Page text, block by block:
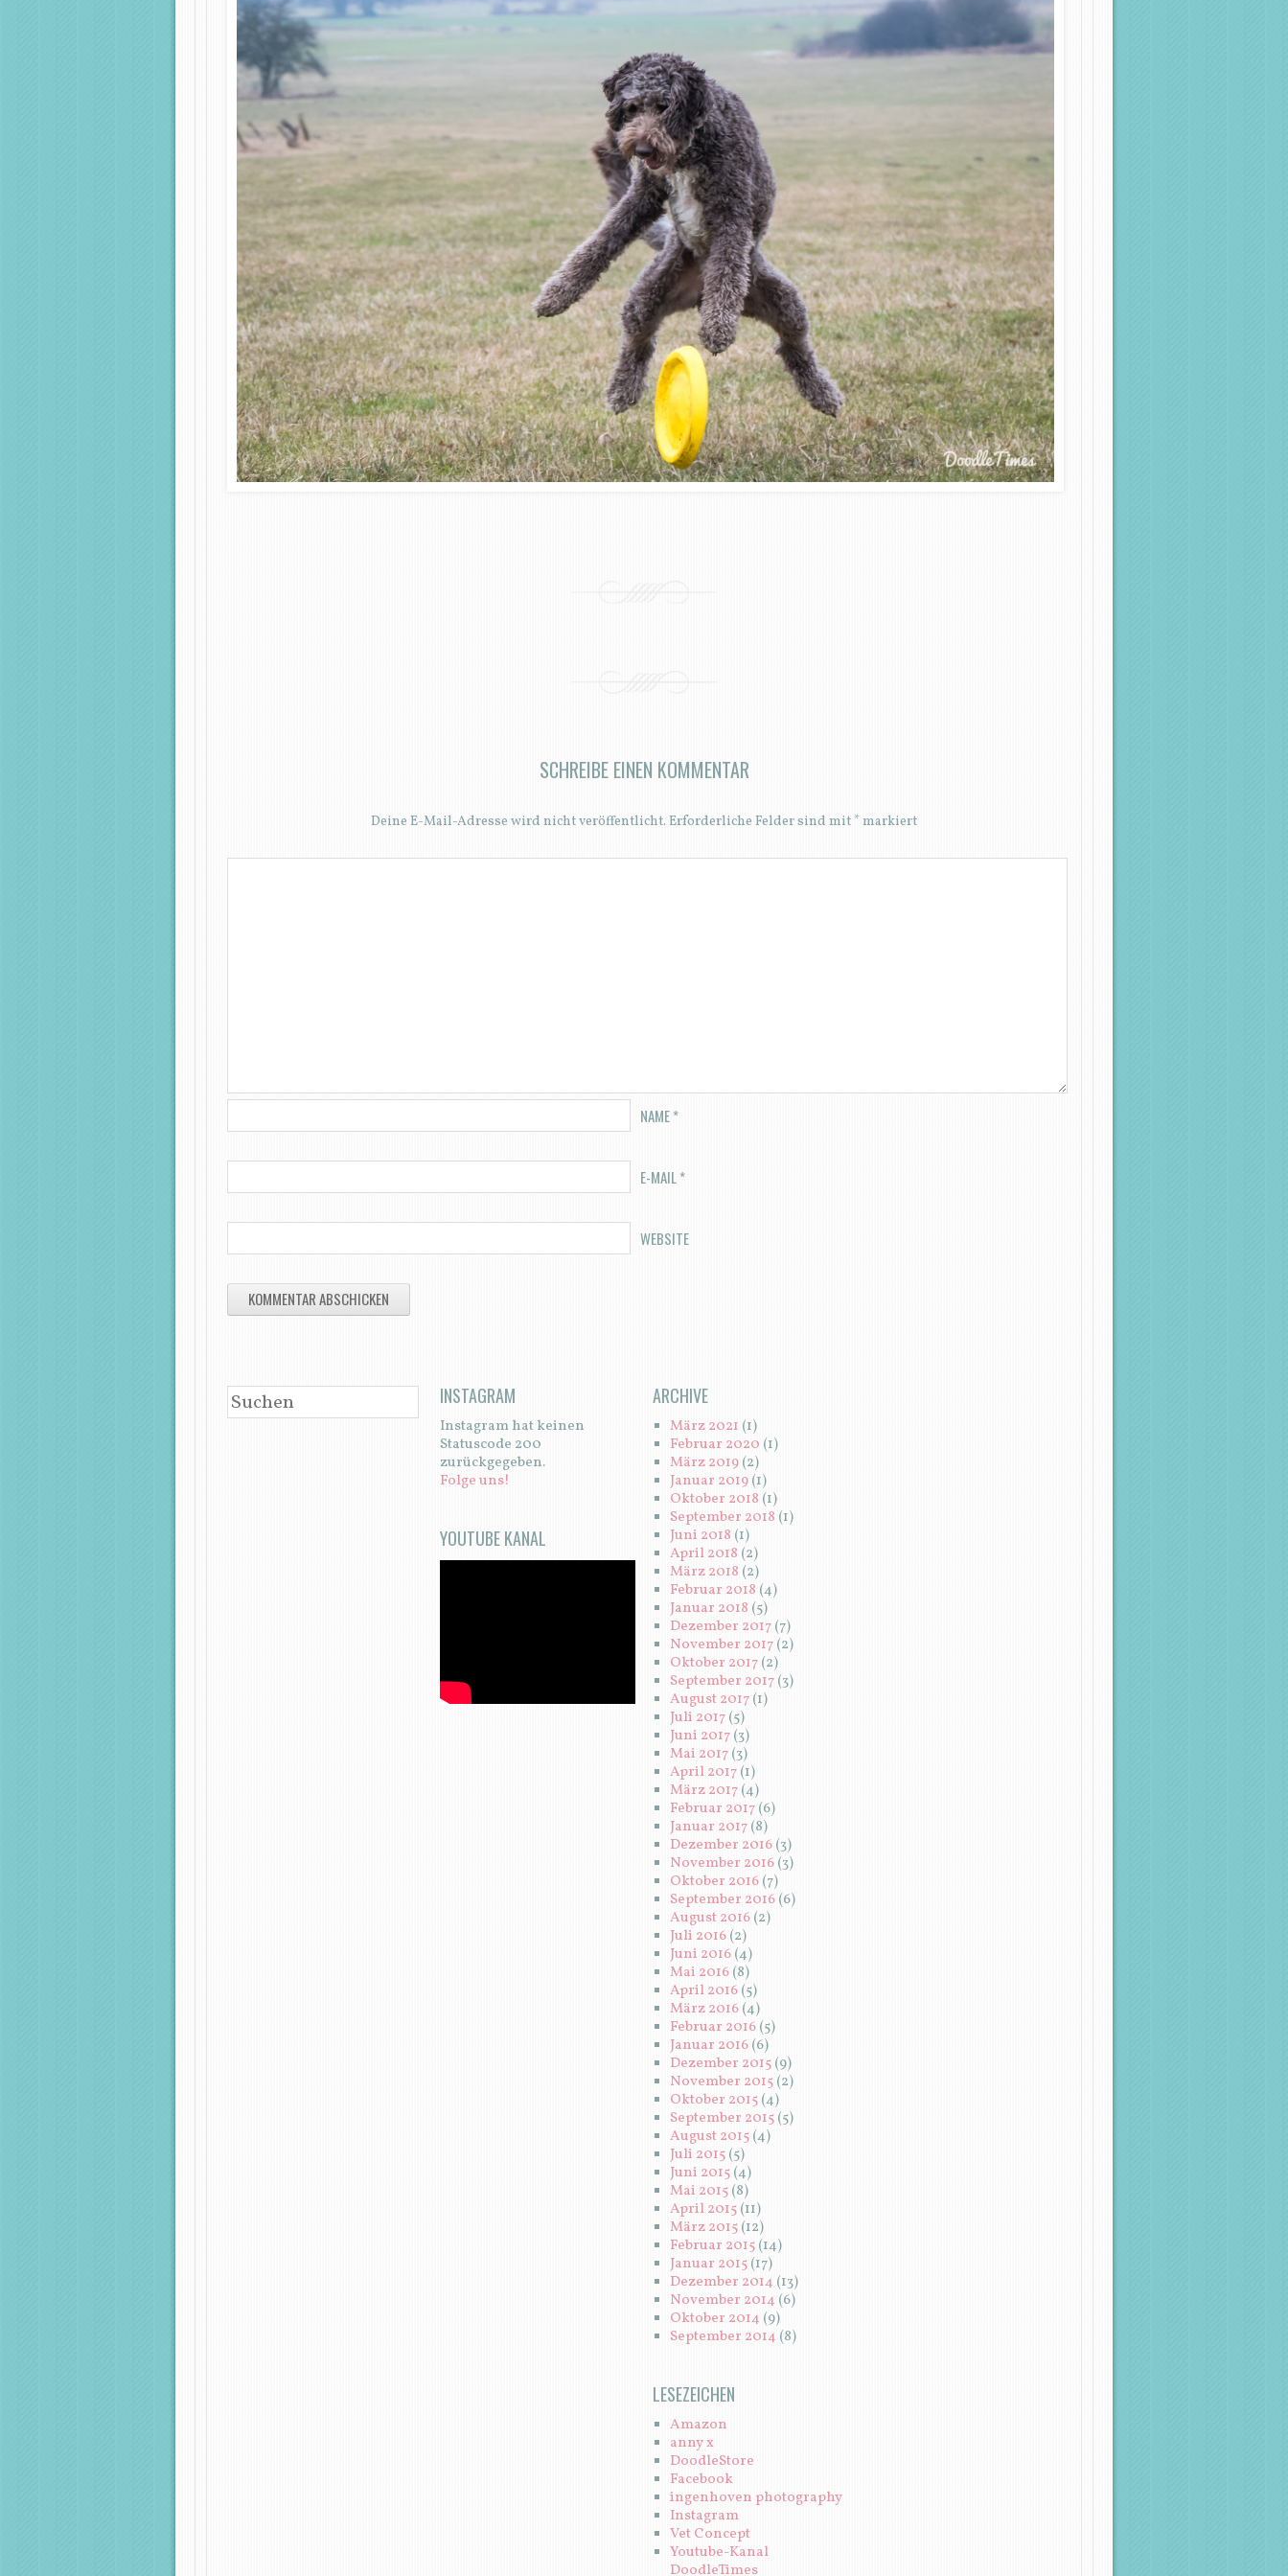
SCHREIBE EINEN KOMMENTAR
Deine E-Mail-Adresse wird nicht veröffentlicht. Erforderliche Felder sind mit *markiert
NAME*
E-MAIL *
WEBSITE
SUCHEN INSTAGRAM
Instagram hat keinen
Statuscode 200
zurückgegeben.
Folge uns!
YOUTUBE KANAL
ARCHIVE
März 2021 (1)
Februar 2020 (1)
März 2019(2)
Januar 2019(1)
Oktober 2018 (1)
September 2018 (1)
Juni 2018 (1)
April 2018 (2)
März 2018 (2)
Februar 2018 (4)
Januar 2018 (5)
Dezember 2017(7)
November 2017(2)
Oktober 2017(2)
September 2017(3)
August 2017(1)
Juli 2017(5)
Juni 2017(3)
Mai 2017(3)
April 2017(1)
März 2017(4)
Februar 2017(6)
Januar 2017(8)
Dezember 2016(3)
November 2016(3)
Oktober 2016(7)
September 2016(6)
August 2016(2)
Juli 2016(2)
Juni 2016(4)
Mai 2016(8)
April 2016(5)
März 2016(4)
Februar 2016(5)
Januar 2016(6)
Dezember 2015(9)
November 2015(2)
Oktober 2015(4)
September 2015(5)
August 2015(4)
Juli 2015(5)
Juni 2015(4)
Mai 2015(8)
April 2015(11)
März 2015(12)
Februar 2015(14)
Januar 2015(17)
Dezember 2014 (13)
November 2014 (6)
Oktober 2014 (9)
September 2014 (8)
LESEZEICHEN
Amazon
anny x
DoodleStore
Facebook
ingenhoven photography
Instagram
Vet Concept
Youtube-Kanal
DoodleTimes